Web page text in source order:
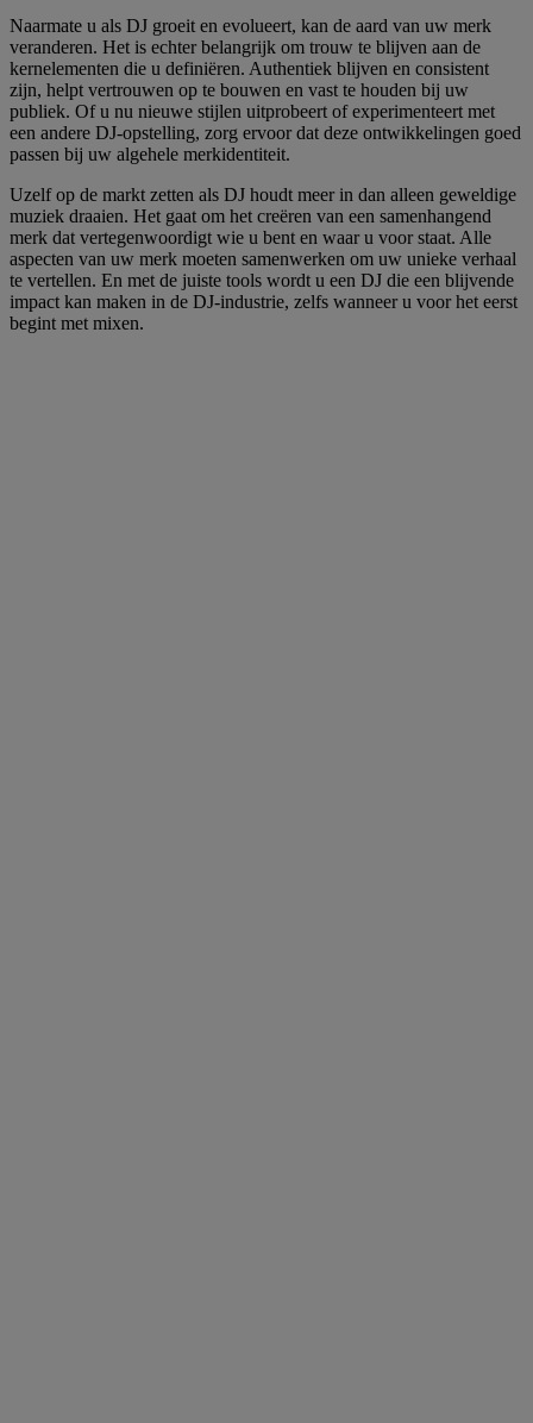
Naarmate u als DJ groeit en evolueert, kan de aard van uw merk
veranderen. Het is echter belangrijk om trouw te blijven aan de
kernelementen die u definiëren. Authentiek blijven en consistent
zijn, helpt vertrouwen op te bouwen en vast te houden bij uw
publiek. Of u nu nieuwe stijlen uitprobeert of experimenteert met
een andere DJ-opstelling, zorg ervoor dat deze ontwikkelingen goed
passen bij uw algehele merkidentiteit.
Uzelf op de markt zetten als DJ houdt meer in dan alleen geweldige
muziek draaien. Het gaat om het creëren van een samenhangend
merk dat vertegenwoordigt wie u bent en waar u voor staat. Alle
aspecten van uw merk moeten samenwerken om uw unieke verhaal
te vertellen. En met de juiste tools wordt u een DJ die een blijvende
impact kan maken in de DJ-industrie, zelfs wanneer u voor het eerst
begint met mixen.